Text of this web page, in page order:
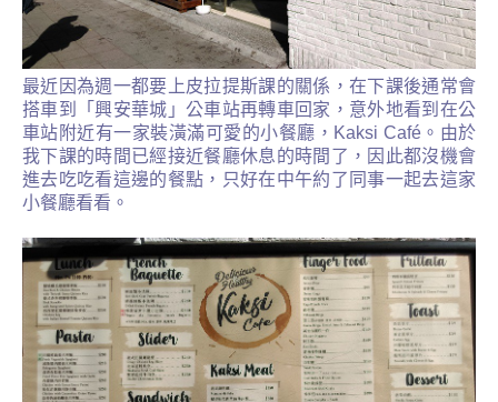
最近因為週一都要上皮拉提斯課的關係，在下課後通常會
搭車到「興安華城」公車站再轉車回家，意外地看到在公
車站附近有一家裝潢滿可愛的小餐廳， Kaksi Café。由於
我下課的時間已經接近餐廳休息的時間了，因此都沒機會
進去吃吃看這邊的餐點，只好在中午約了同事一起去這家
小餐廳看看。